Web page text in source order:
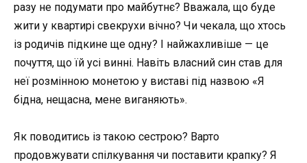
разу не подумати про майбутнє? Вважала, що буде
жити у квартирі свекрухи вічно? Чи чекала, що хтось
із родичів підкине ще одну? І найжахливіше — це
почуття, що їй усі винні. Навіть власний син став для
неї розмінною монетою у виставі під назвою «Я
бідна, нещасна, мене виганяють».
Як поводитись із такою сестрою? Варто
продовжувати спілкування чи поставити крапку? Я